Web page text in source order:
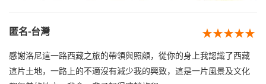
★★★★★
匿名-台灣
感謝洛尼這一路西藏之旅的帶領與照顧，從你的身上我認識了西藏
這片土地，一路上的不適沒有減少我的興致，這是一片風景及文化